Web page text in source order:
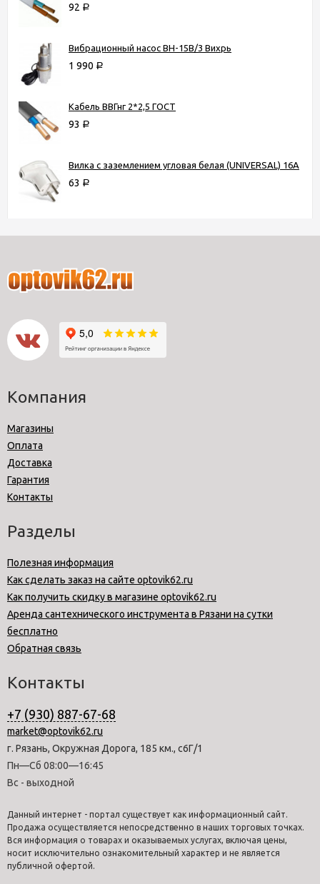
92 Р
Вибрационный насос ВН-15В/3 Вихрь
1 990 Р
Кабель ВВГнг 2*2,5 ГОСТ
93 Р
Вилка с заземлением угловая белая (UNIVERSAL) 16А
63 Р
Компания
Магазины
Оплата
Доставка
Гарантия
Контакты
Разделы
Полезная информация
Как сделать заказ на сайте optovik62.ru
Как получить скидку в магазине optovik62.ru
Аренда сантехнического инструмента в Рязани на сутки
бесплатно
Обратная связь
Контакты
+7 (930) 887-67-68
market@optovik62.ru
г. Рязань, Окружная Дорога, 185 км., с6Г/1
Пн—Сб 08:00—16:45
Вс - выходной
Данный интернет - портал существует как информационный сайт.
Продажа осуществляется непосредственно в наших торговых точках.
Вся информация о товарах и оказываемых услугах, включая цены,
носит исключительно ознакомительный характер и не является
публичной офертой.